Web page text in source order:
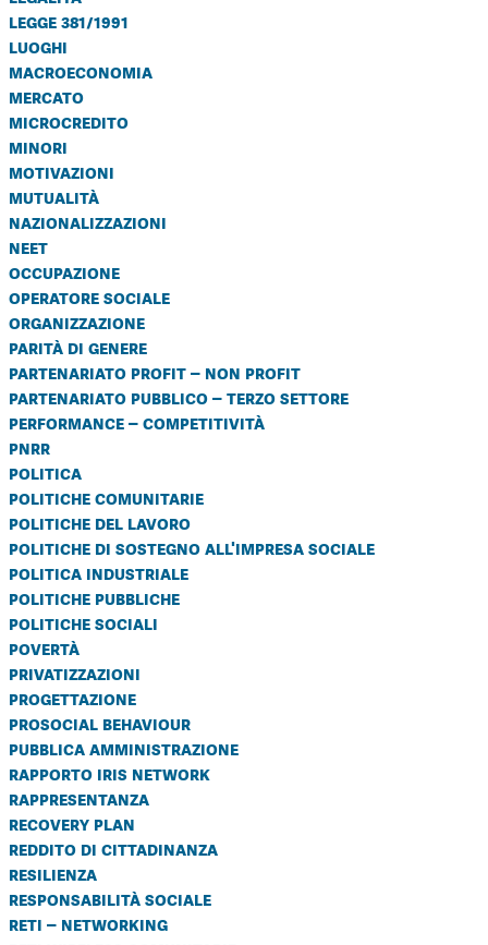
legge 381/1991
luoghi
macroeconomia
mercato
microcredito
minori
motivazioni
mutualità
nazionalizzazioni
neet
occupazione
operatore sociale
organizzazione
parità di genere
partenariato profit – non profit
partenariato pubblico – terzo settore
performance – competitività
pnrr
politica
politiche comunitarie
politiche del lavoro
politiche di sostegno all'impresa sociale
politica industriale
politiche pubbliche
politiche sociali
povertà
privatizzazioni
progettazione
prosocial behaviour
pubblica amministrazione
rapporto iris network
rappresentanza
recovery plan
reddito di cittadinanza
resilienza
responsabilità sociale
reti – networking